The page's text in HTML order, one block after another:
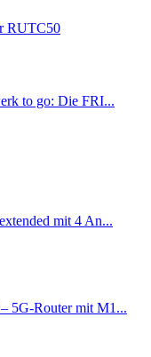
RUTC50
to go: Die FRI...
mit 4 An...
5G-Router mit M1...